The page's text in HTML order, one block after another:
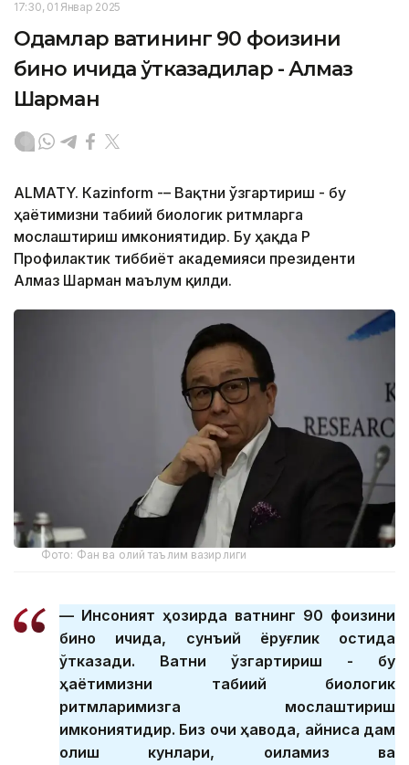
17:30, 01 Январ 2025
Одамлар вақтининг 90 фоизини
бино ичида ўтказадилар - Алмаз
Шарман
ALMATY. Кazinform -– Вақтни ўзгартириш - бу
ҳаётимизни табиий биологик ритмларга
мослаштириш имкониятидир. Бу ҳақда ҚР
Профилактик тиббиёт академияси президенти
Алмаз Шарман маълум қилди.
Фото: Фан ва олий таълим вазирлиги
–– Инсоният ҳозирда вақтнинг 90 фоизини
бино ичида, сунъий ёруғлик остида
ўтказади. Вақтни ўзгартириш - бу
ҳаётимизни табиий биологик
ритмларимизга мослаштириш
имкониятидир. Биз очиқ ҳавода, айниқса дам
олиш кунлари, оиламиз ва